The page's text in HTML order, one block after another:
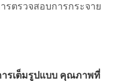
รตรวจสอบการกระจาย
รเต็มรูปแบบ คุณภาพที่